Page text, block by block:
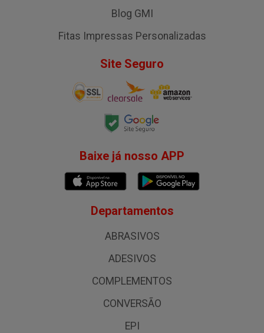
Blog GMI
Fitas Impressas Personalizadas
Site Seguro
Baixe já nosso APP
Departamentos
ABRASIVOS
ADESIVOS
COMPLEMENTOS
CONVERSÃO
EPI